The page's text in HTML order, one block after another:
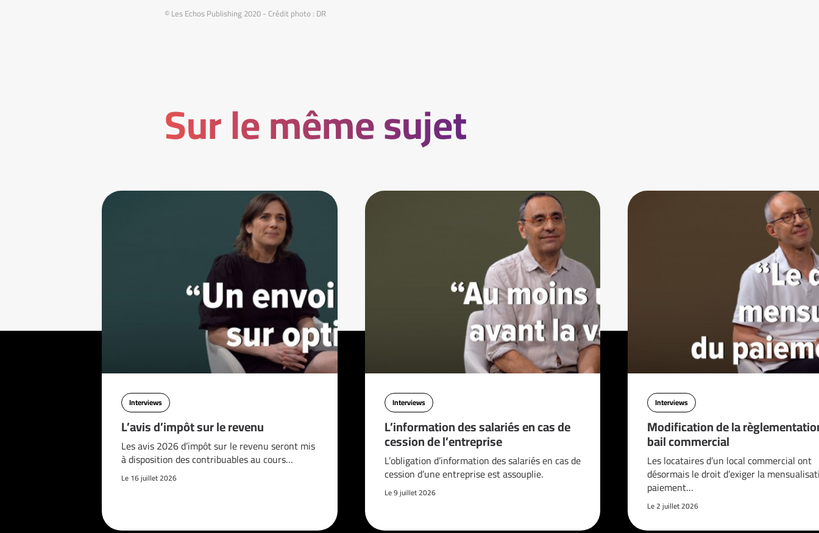
© Les Echos Publishing 2020 - Crédit photo : DR
Sur le même sujet
Interviews
L’avis d’impôt sur le revenu
Les avis 2026 d’impôt sur le revenu seront mis
à disposition des contribuables au cours…
Le 16 juillet 2026
Interviews
L’information des salariés en cas de
cession de l’entreprise
L’obligation d’information des salariés en cas de
cession d’une entreprise est assouplie.
Le 9 juillet 2026
Interviews
Modification de la
bail commercial
Les locataires d’un local commercial ont
désormais le droit d’exiger la
paiement…
Le 2 juillet 2026